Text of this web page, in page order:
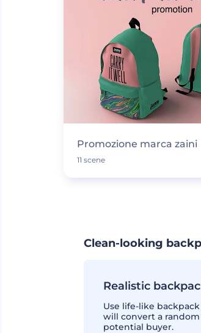
Promozione marca zaini
11 scene
Clean-looking
Realistic
Use life-like
will convert a
potential buyer.